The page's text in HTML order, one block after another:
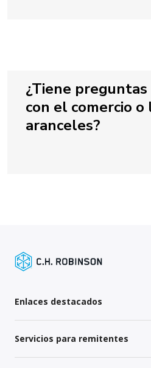
¿Tiene
con el comercio o
aranceles?
Enlaces destacados
Servicios para remitentes